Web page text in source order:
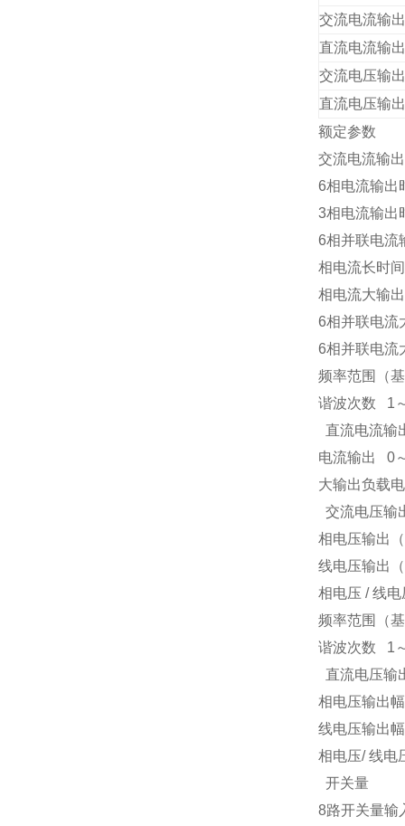
交流电流输
直流电流输
交流电压输
直流电压输
额定参数
交流电流输出
6相电流输出
3相电流输出
6相并联电流
相电流长时
相电流大输
6相并联电流
6相并联电流
频率范围（
谐波次数 1
直流电流输
电流输出 0
大输出负载
交流电压输
相电压输出
线电压输出
相电压 /线电
频率范围（
谐波次数 1
直流电压输
相电压输出
线电压输出
相电压/线电
开关量
8路开关量输